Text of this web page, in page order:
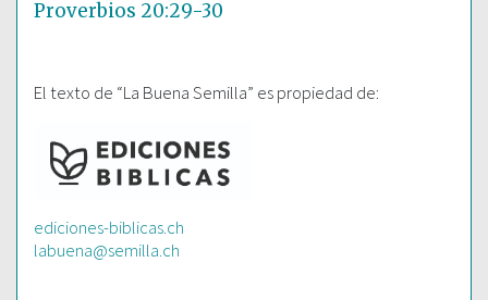
Proverbios 20:29-30
El texto de “La Buena Semilla” es propiedad de:
ediciones-biblicas.ch
labuena@semilla.ch